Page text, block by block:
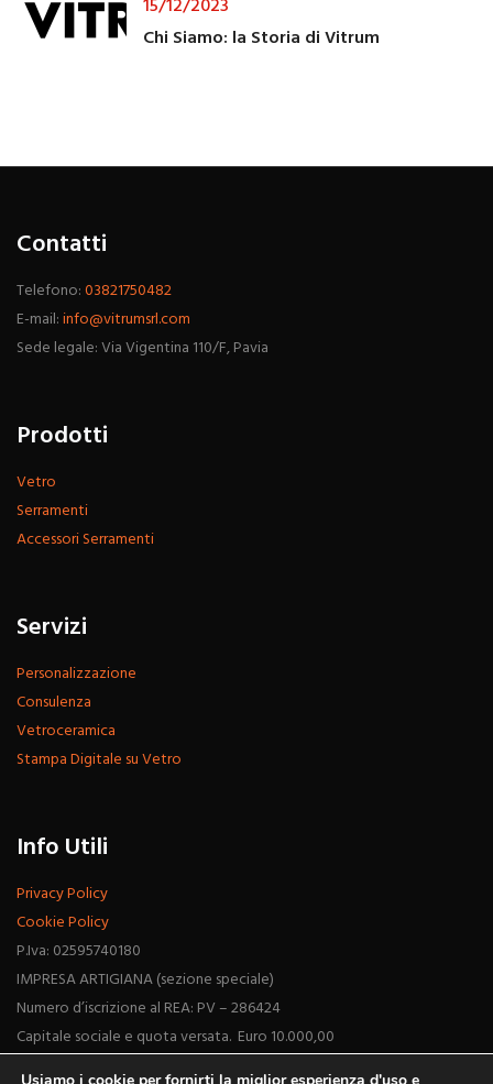
15/12/2023
Chi Siamo: la Storia di Vitrum
Contatti
Telefono:03821750482
E-mail:info@vitrumsrl.com
Sede legale: Via Vigentina 110/F, Pavia
Prodotti
Vetro
Serramenti
Accessori Serramenti
Servizi
Personalizzazione
Consulenza
Vetroceramica
Stampa Digitale su Vetro
Info Utili
Privacy Policy
Cookie Policy
P.Iva: 02595740180
IMPRESA ARTIGIANA (sezione speciale)
Numero d’iscrizione al REA: PV – 286424
Capitale sociale e quota versata. Euro 10.000,00